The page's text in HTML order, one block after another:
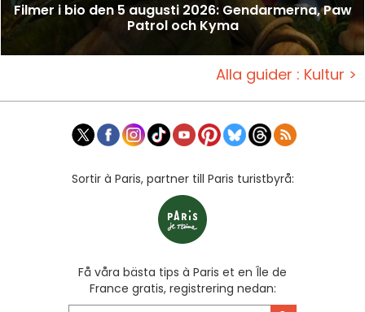
Filmer i bio den 5 augusti 2026: Gendarmerna, Paw
Patrol och Kyma
Alla guider : Kultur >
Sortir à Paris, partner till Paris turistbyrå:
Få våra bästa tips à Paris et en Île de
France gratis, registrering nedan: